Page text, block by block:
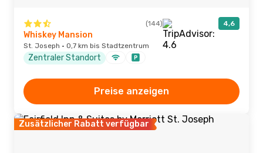
(144) 4,6
Whiskey Mansion
St. Joseph · 0,7 km bis Stadtzentrum
Zentraler Standort
Preise anzeigen
Zusätzlicher Rabatt verfügbar